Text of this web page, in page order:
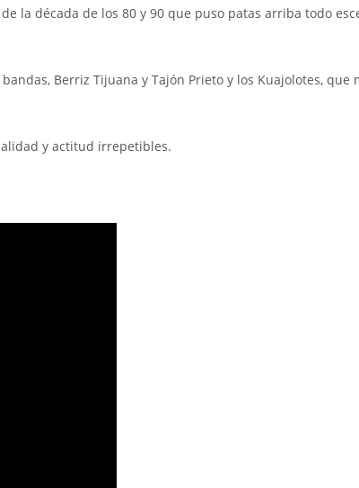
la década de los 80 y 90 que puso patas arriba todo
Berriz Tijuana y Tajón Prieto y los Kuajolotes,
y actitud irrepetibles.